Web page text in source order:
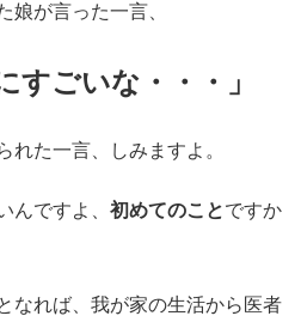
娘が言った一言、
すごいな・・・」
れた一言、しみますよ。
んですよ、 初めてのことですか
なれば、我が家の生活から医者